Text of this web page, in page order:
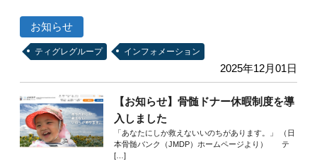
お知らせ
ティグレグループ インフォメーション
2025年12月01日
【お知らせ】骨髄ドナー休暇制度を導
入しました
「あなたにしか救えないいのちがあります。」 （日
本骨髄バンク（JMDP）ホームページより） テ
[…]